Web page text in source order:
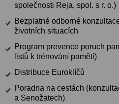
společnosti Reja, spol. s r. o.)
Bezplatné odborné
životních situacích
Program prevence poruch
listů k trénování paměti)
Distribuce Euroklíčů
Poradna na cestách
a Senožatech)